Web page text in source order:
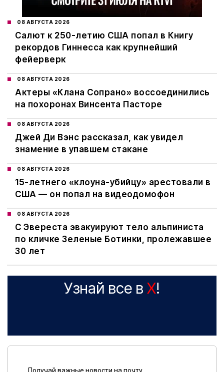
08 АВГУСТА 2026
Салют к 250-летию США попал в Книгу
рекордов Гиннесса как крупнейший
фейерверк
08 АВГУСТА 2026
Актеры «Клана Сопрано» воссоединились
на похоронах Винсента Пасторе
08 АВГУСТА 2026
Джей Ди Вэнс рассказал, как увидел
знамение в упавшем стакане
08 АВГУСТА 2026
15-летнего «клоуна-убийцу» арестовали в
США — он попал на видеодомофон
08 АВГУСТА 2026
С Эвереста эвакуируют тело альпиниста
по кличке Зеленые Ботинки, пролежавшее
30 лет
Узнай все в X!